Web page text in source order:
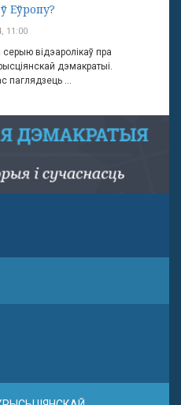
Еўропу?
11:00
відэаролікаў пра
дэмакратыі.
паглядзець ...